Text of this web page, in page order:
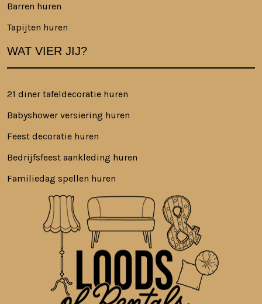
Barren huren
Tapijten huren
WAT VIER JIJ?
21 diner tafeldecoratie huren
Babyshower versiering huren
Feest decoratie huren
Bedrijfsfeest aankleding huren
Familiedag spellen huren